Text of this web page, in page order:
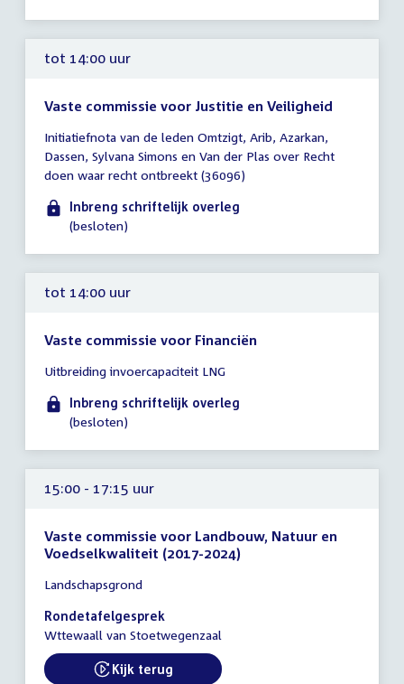
tot 14:00 uur
Vaste commissie voor Justitie en Veiligheid
vergadering
tot
14:00
uur
Initiatiefnota van de leden Omtzigt, Arib, Azarkan,
Dassen, Sylvana Simons en Van der Plas over Recht
doen waar recht ontbreekt (36096)
Inbreng schriftelijk overleg
(besloten)
tot 14:00 uur
Vaste commissie voor Financiën
vergadering
tot
14:00
Uitbreiding invoercapaciteit LNG
Inbreng schriftelijk overleg
(besloten)
15:00 - 17:15 uur
Vaste commissie voor Landbouw, Natuur en
Voedselkwaliteit (2017-2024)
vergadering
15:00
-
uur
Landschapsgrond
Rondetafelgesprek
Wttewaall van Stoetwegenzaal
External link:
Kijk terug